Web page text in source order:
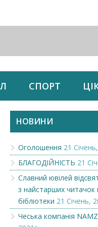
СПОРТ
НОВИНИ
Оголошення 21
БЛАГОДІЙНІСТЬ 21
Славний ювілей
з найстарших читачок
бібліотеки 21 Січень,
Чеська компанія